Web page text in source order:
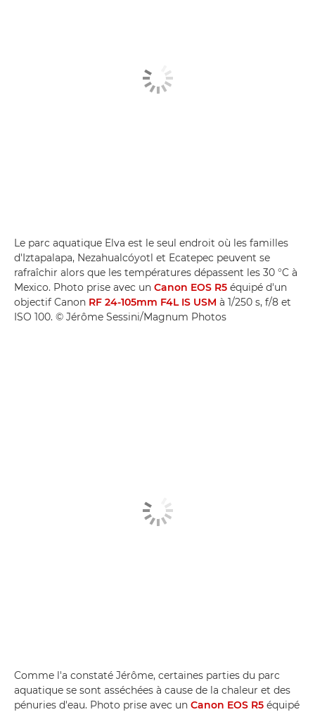
Le parc aquatique Elva est le seul endroit où les familles
d'Iztapalapa, Nezahualcóyotl et Ecatepec peuvent se
rafraîchir alors que les températures dépassent les 30 °C à
Mexico. Photo prise avec un Canon EOS R5 équipé d'un
objectif Canon RF 24-105mm F4L IS USM à 1/250 s, f/8 et
ISO 100. © Jérôme Sessini/Magnum Photos
Comme l'a constaté Jérôme, certaines parties du parc
aquatique se sont asséchées à cause de la chaleur et des
pénuries d'eau. Photo prise avec un Canon EOS R5 équipé